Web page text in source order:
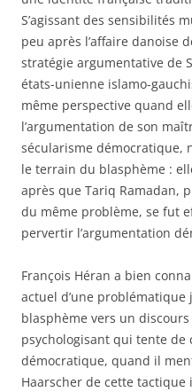
S’agissant des sensibilités
peu après l’affaire danoise
stratégie argumentative de
états-unienne islamo-
même perspective quand
l’argumentation de son
sécularisme démocratique,
le terrain du blasphème :
après que Tariq Ramadan,
du même problème, se fut
pervertir l’argumentation
François Héran a bien
actuel d’une
blasphème vers un
psychologisant qui tente
démocratique, quand il
Haarscher de cette tactique